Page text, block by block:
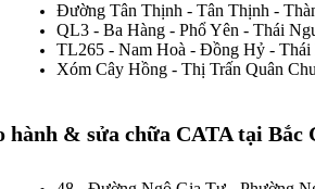
Đường Tân Thịnh - Tân Thịnh -
QL3 - Ba Hàng - Phổ Yên - Thái
TL265 - Nam Hoà - Đồng Hỷ - Thái
Xóm Cây Hồng - Thị Trấn Quân
hành & sửa chữa CATA tại Bắc